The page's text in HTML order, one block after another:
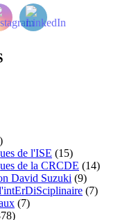
de l'ISE (15)
de la CRCDE (14)
David Suzuki (9)
(7)
(7)